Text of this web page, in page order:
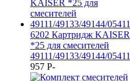
6202 Картридж KАISER
*25 для смесителей
49111/49133/49144/05411
957 P-